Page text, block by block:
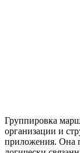
Группировка
организации и
приложения. Она